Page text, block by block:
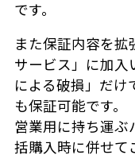
です。
また保証内容を
サービス」に加入
による破損」だけ
も保証可能です。
営業用に持ち運ぶ
括購入時に併せて